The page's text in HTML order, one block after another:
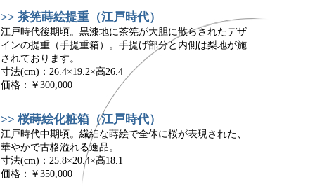
>> 茶筅蒔絵提重（江戸時代）
江戸時代後期頃。黒漆地に茶筅が大胆に散らされたデザ
インの提重（手提重箱）。手提げ部分と内側は梨地が施
されております。
寸法(cm)：26.4×19.2×高26.4
価格：￥300,000
>> 桜蒔絵化粧箱（江戸時代）
江戸時代中期頃。繊細な蒔絵で全体に桜が表現された、
華やかで古格溢れる逸品。
寸法(cm)：25.8×20.4×高18.1
価格：￥350,000